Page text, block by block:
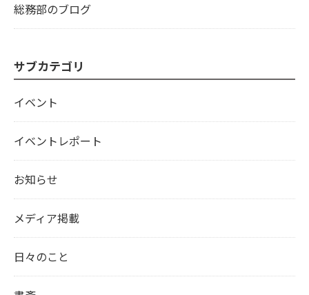
総務部のブログ
サブカテゴリ
イベント
イベントレポート
お知らせ
メディア掲載
日々のこと